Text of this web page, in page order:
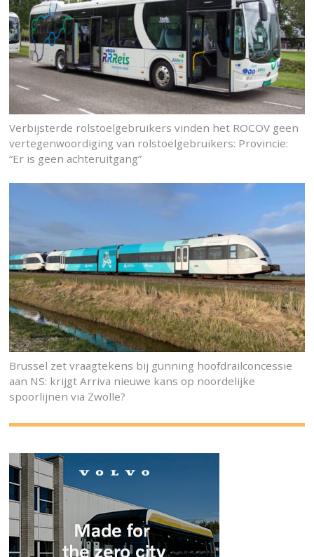
Verbijsterde rolstoelgebruikers vinden het ROCOV geen
vertegenwoordiging van rolstoelgebruikers: Provincie:
“Er is geen achteruitgang”
Brussel zet vraagtekens bij gunning hoofdrailconcessie
aan NS: krijgt Arriva nieuwe kans op noordelijke
spoorlijnen via Zwolle?